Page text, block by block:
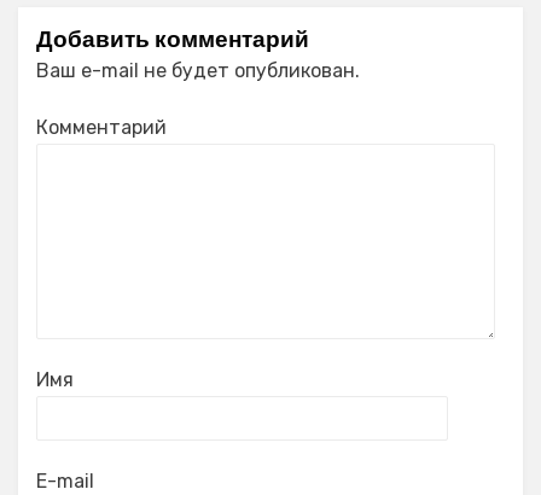
Добавить комментарий
Ваш e-mail не будет опубликован.
Комментарий
Имя
E-mail